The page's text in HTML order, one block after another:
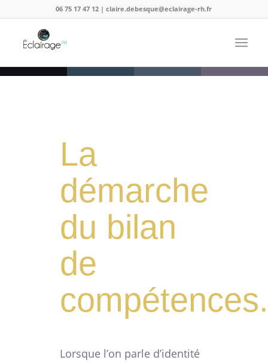
06 75 17 47 12 | claire.debesque@eclairage-rh.fr
La
démarche
du bilan
de
compétences.
Lorsque l’on parle d’identité